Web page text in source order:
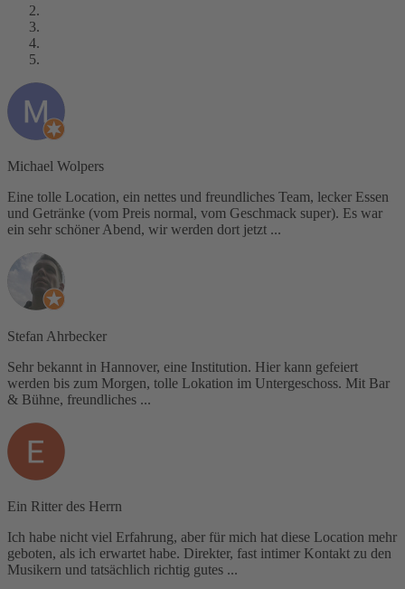
Michael Wolpers
Eine tolle Location, ein nettes und freundliches Team, lecker Essen
und Getränke (vom Preis normal, vom Geschmack super). Es war
ein sehr schöner Abend, wir werden dort jetzt ...
Stefan Ahrbecker
Sehr bekannt in Hannover, eine Institution. Hier kann gefeiert
werden bis zum Morgen, tolle Lokation im Untergeschoss. Mit Bar
& Bühne, freundliches ...
Ein Ritter des Herrn
Ich habe nicht viel Erfahrung, aber für mich hat diese Location mehr
geboten, als ich erwartet habe. Direkter, fast intimer Kontakt zu den
Musikern und tatsächlich richtig gutes ...